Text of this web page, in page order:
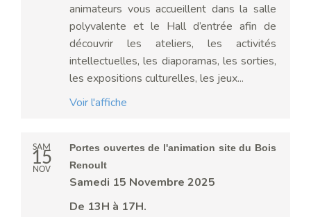
animateurs vous accueillent dans la salle
polyvalente et le Hall d’entrée afin de
découvrir les ateliers, les activités
intellectuelles, les diaporamas, les sorties,
les expositions culturelles, les jeux...
Voir l'affiche
SAM
15
NOV
Portes ouvertes de l'animation site du Bois
Renoult
Samedi 15 Novembre 2025
De 13H à 17H.